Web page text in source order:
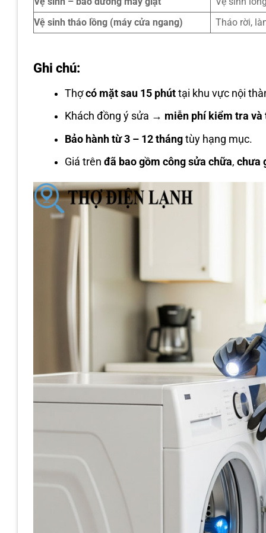
Vệ sinh tháo lồng (máy cửa ngang)
Tháo rời,
Ghi chú:
Thợcó mặt sau 15 phút tại khu vực nội
Khách đồng ý sửa → miễn phí kiểm tra và
Bảo hành từ 3 – 12 tháng tùy hạng mục.
Giá trênđã bao gồm công sửa chữa,chưa